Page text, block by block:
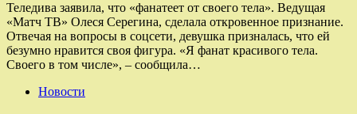
Теледива заявила, что «фанатеет от своего тела». Ведущая
«Матч ТВ» Олеся Серегина, сделала откровенное признание.
Отвечая на вопросы в соцсети, девушка призналась, что ей
безумно нравится своя фигура. «Я фанат красивого тела.
Своего в том числе», – сообщила…
Новости